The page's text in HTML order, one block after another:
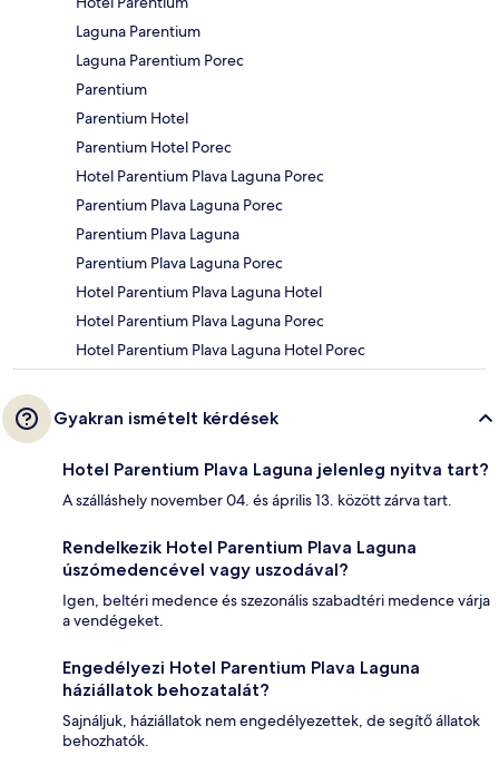
Laguna Parentium
Laguna Parentium Porec
Parentium
Parentium Hotel
Parentium Hotel Porec
Hotel Parentium Plava Laguna Porec
Parentium Plava Laguna Porec
Parentium Plava Laguna
Parentium Plava Laguna Porec
Hotel Parentium Plava Laguna Hotel
Hotel Parentium Plava Laguna Porec
Hotel Parentium Plava Laguna Hotel Porec
Gyakran ismételt kérdések
Hotel Parentium Plava Laguna jelenleg nyitva tart?
A szálláshely november 04. és április 13. között zárva tart.
Rendelkezik Hotel Parentium Plava Laguna
úszómedencével vagy uszodával?
Igen, beltéri medence és szezonális szabadtéri medence várja
a vendégeket.
Engedélyezi Hotel Parentium Plava Laguna
háziállatok behozatalát?
Sajnáljuk, háziállatok nem engedélyezettek, de segítő állatok
behozhatók.